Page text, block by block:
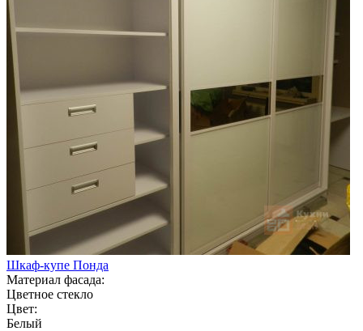
Шкаф-купе Понда
Материал фасада:
Цветное стекло
Цвет:
Белый